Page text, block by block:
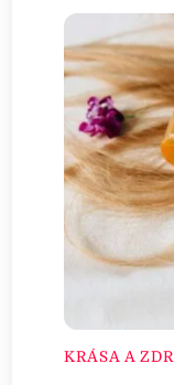
KRÁSA A